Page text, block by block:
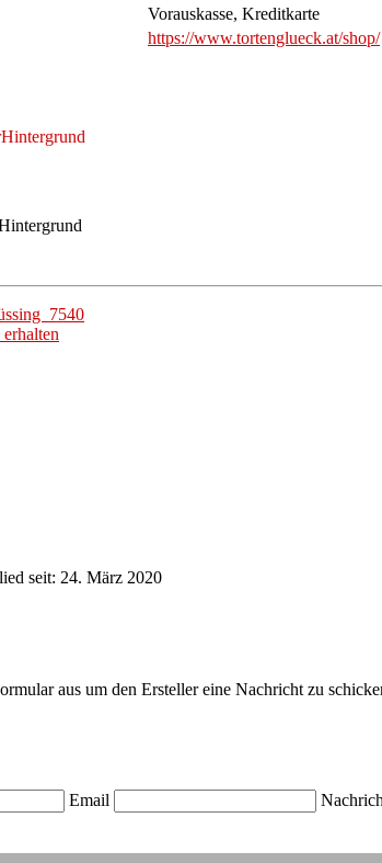
Vorauskasse, Kreditkarte
https://www.tortenglueck.at/shop/
7540
seit: 24. März 2020
aus um den Ersteller eine Nachricht zu
Email